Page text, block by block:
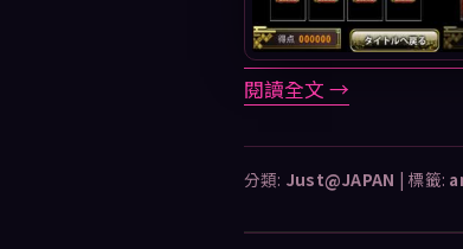
閱讀全文 →
分類: Just@JAPAN | 標籤: